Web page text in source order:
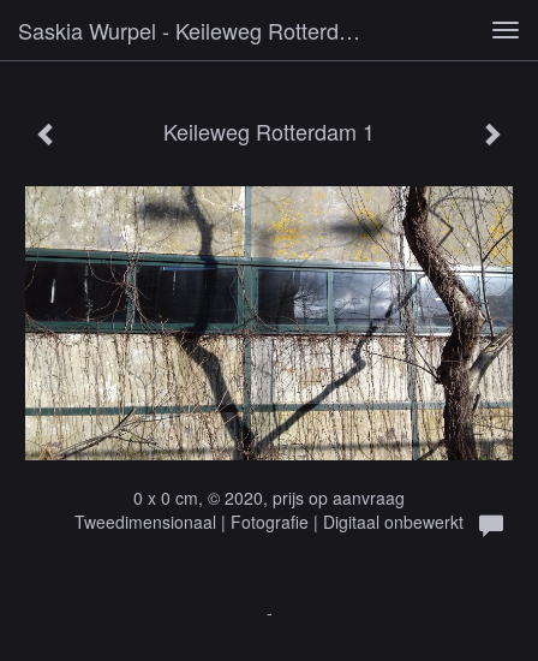
Saskia Wurpel - Keileweg Rotterdam 1
Keileweg Rotterdam 1
0 x 0 cm, © 2020, prijs op aanvraag
Tweedimensionaal | Fotografie | Digitaal onbewerkt
-